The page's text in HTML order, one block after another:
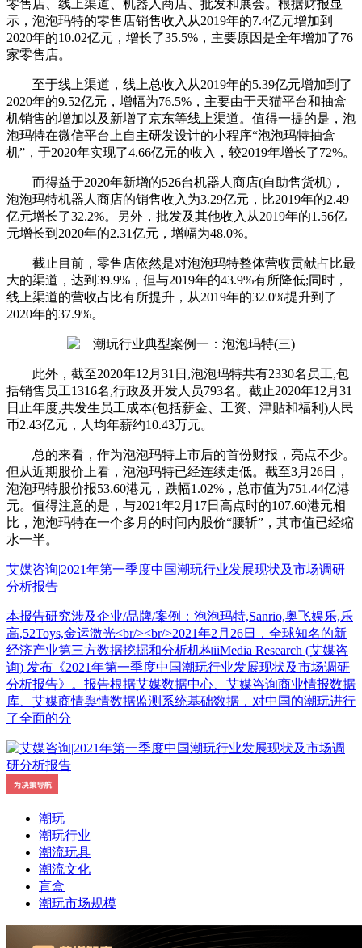
零售店、线上渠道、机器人商店、批发和展会。根据财报显
示，泡泡玛特的零售店销售收入从2019年的7.4亿元增加到
2020年的10.02亿元，增长了35.5%，主要原因是全年增加了76
家零售店。
至于线上渠道，线上总收入从2019年的5.39亿元增加到了
2020年的9.52亿元，增幅为76.5%，主要由于天猫平台和抽盒
机销售的增加以及新增了京东等线上渠道。值得一提的是，泡
泡玛特在微信平台上自主研发设计的小程序“泡泡玛特抽盒
机”，于2020年实现了4.66亿元的收入，较2019年增长了72%。
而得益于2020年新增的526台机器人商店(自助售货机)，
泡泡玛特机器人商店的销售收入为3.29亿元，比2019年的2.49
亿元增长了32.2%。另外，批发及其他收入从2019年的1.56亿
元增长到2020年的2.31亿元，增幅为48.0%。
截止目前，零售店依然是对泡泡玛特整体营收贡献占比最
大的渠道，达到39.9%，但与2019年的43.9%有所降低;同时，
线上渠道的营收占比有所提升，从2019年的32.0%提升到了
2020年的37.9%。
此外，截至2020年12月31日,泡泡玛特共有2330名员工,包
括销售员工1316名,行政及开发人员793名。截止2020年12月31
日止年度,共发生员工成本(包括薪金、工资、津贴和福利)人民
币2.43亿元，人均年薪约10.43万元。
总的来看，作为泡泡玛特上市后的首份财报，亮点不少。
但从近期股价上看，泡泡玛特已经连续走低。截至3月26日，
泡泡玛特股价报53.60港元，跌幅1.02%，总市值为751.44亿港
元。值得注意的是，与2021年2月17日高点时的107.60港元相
比，泡泡玛特在一个多月的时间内股价“腰斩”，其市值已经缩
水一半。
艾媒咨询|2021年第一季度中国潮玩行业发展现状及市场调研
分析报告
本报告研究涉及企业/品牌/案例：泡泡玛特,Sanrio,奥飞娱乐,乐
高,52Toys,金运激光<br/><br/>2021年2月26日，全球知名的新
经济产业第三方数据挖掘和分析机构iiMedia Research (艾媒咨
询) 发布《2021年第一季度中国潮玩行业发展现状及市场调研
分析报告》。报告根据艾媒数据中心、艾媒咨询商业情报数据
库、艾媒商情舆情数据监测系统基础数据，对中国的潮玩进行
了全面的分
潮玩
潮玩行业
潮流玩具
潮流文化
盲盒
潮玩市场规模